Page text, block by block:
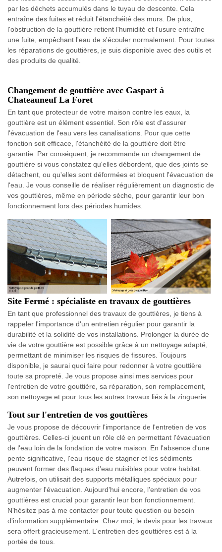
par les déchets accumulés dans le tuyau de descente. Cela
entraîne des fuites et réduit l'étanchéité des murs. De plus,
l'obstruction de la gouttière retient l'humidité et l'usure entraîne
une fuite, empêchant l'eau de s'écouler normalement. Pour toutes
les réparations de gouttières, je suis disponible avec des outils et
des produits de qualité.
Changement de gouttière avec Gaspart à
Chateauneuf La Foret
En tant que protecteur de votre maison contre les eaux, la
gouttière est un élément essentiel. Son rôle est d'assurer
l'évacuation de l'eau vers les canalisations. Pour que cette
fonction soit efficace, l'étanchéité de la gouttière doit être
garantie. Par conséquent, je recommande un changement de
gouttière si vous constatez qu'elles débordent, que des joints se
détachent, ou qu'elles sont déformées et bloquent l'évacuation de
l'eau. Je vous conseille de réaliser régulièrement un diagnostic de
vos gouttières, même en période sèche, pour garantir leur bon
fonctionnement lors des périodes humides.
Site Fermé : spécialiste en travaux de gouttières
En tant que professionnel des travaux de gouttières, je tiens à
rappeler l'importance d'un entretien régulier pour garantir la
durabilité et la solidité de vos installations. Prolonger la durée de
vie de votre gouttière est possible grâce à un nettoyage adapté,
permettant de minimiser les risques de fissures. Toujours
disponible, je saurai quoi faire pour redonner à votre gouttière
toute sa propreté. Je vous propose ainsi mes services pour
l'entretien de votre gouttière, sa réparation, son remplacement,
son nettoyage et pour tous les autres travaux liés à la zinguerie.
Tout sur l'entretien de vos gouttières
Je vous propose de découvrir l'importance de l'entretien de vos
gouttières. Celles-ci jouent un rôle clé en permettant l'évacuation
de l'eau loin de la fondation de votre maison. En l'absence d'une
pente significative, l'eau risque de stagner et les sédiments
peuvent former des flaques d'eau nuisibles pour votre habitat.
Autrefois, on utilisait des supports métalliques spéciaux pour
augmenter l'évacuation. Aujourd'hui encore, l'entretien de vos
gouttières est crucial pour garantir leur bon fonctionnement.
N'hésitez pas à me contacter pour toute question ou besoin
d'information supplémentaire. Chez moi, le devis pour les travaux
sera offert gracieusement. L'entretien des gouttières est à la
portée de tous.